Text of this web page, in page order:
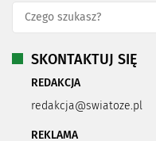
SKONTAKTUJ SIĘ
REDAKCJA
redakcja@swiatoze.pl
REKLAMA